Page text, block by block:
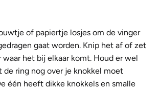
of papiertje losjes om de vinger
gaat worden. Knip het af of zet
waar het bij elkaar komt. Houd er wel
de ring nog over je knokkel moet
één heeft dikke knokkels en smalle